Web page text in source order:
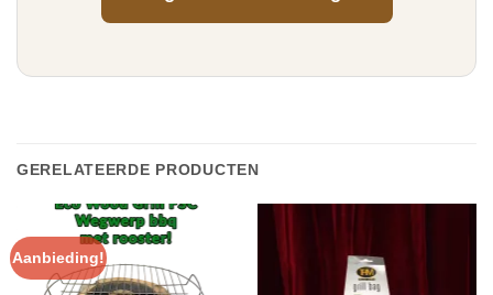
GERELATEERDE PRODUCTEN
Aanbieding!